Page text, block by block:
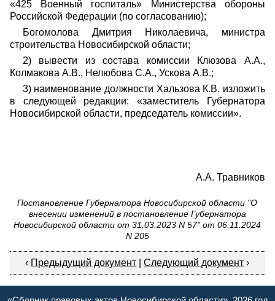
«425 Военный госпиталь» Министерства обороны
Российской Федерации (по согласованию);
Богомолова Дмитрия Николаевича, министра
строительства Новосибирской области;
2)
вывести из состава комиссии Клюзова А.А.,
Колмакова А.В., Нелюбова С.А., Ускова А.В.;
3) наименование должности Хальзова К.В. изложить
в следующей редакции: «заместитель Губернатора
Новосибирской области, председатель комиссии».
А.А. Травников
Постановление Губернатора Новосибирской области "О
внесении изменений в постановление Губернатора
Новосибирской области от 31.03.2023 N 57" от 06.11.2024
N 205
‹ Предыдущий документ |Следующий документ ›